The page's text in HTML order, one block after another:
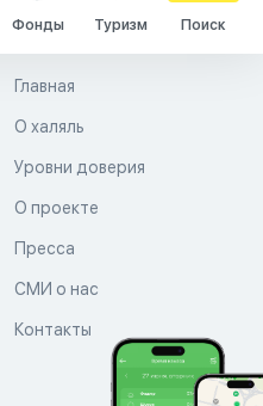
Фонды Туризм Поиск
Главная
О халяль
Уровни доверия
О проекте
Пресса
СМИ о нас
Контакты